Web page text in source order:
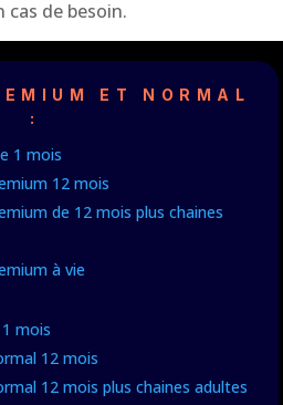
cas de besoin.
ET NORMAL
:
1 mois
12 mois
de 12 mois plus chaines
à vie
mois
12 mois
12 mois plus chaines adultes